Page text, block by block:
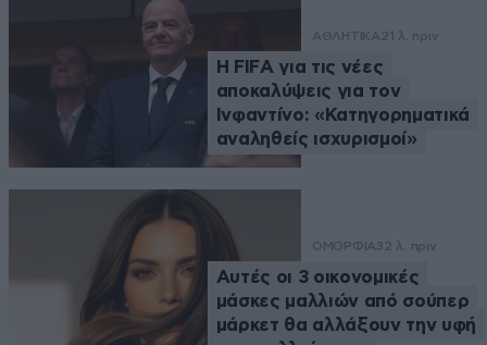
ΑΘΛΗΤΙΚΑ21 λ. πριν
Η FIFA για τις νέες
αποκαλύψεις για τον
Ινφαντίνο: «Κατηγορηματικά
αναληθείς ισχυρισμοί»
ΟΜΟΡΦΙΑ32 λ. πριν
Αυτές οι 3 οικονομικές
μάσκες μαλλιών από σούπερ
μάρκετ θα αλλάξουν την υφή